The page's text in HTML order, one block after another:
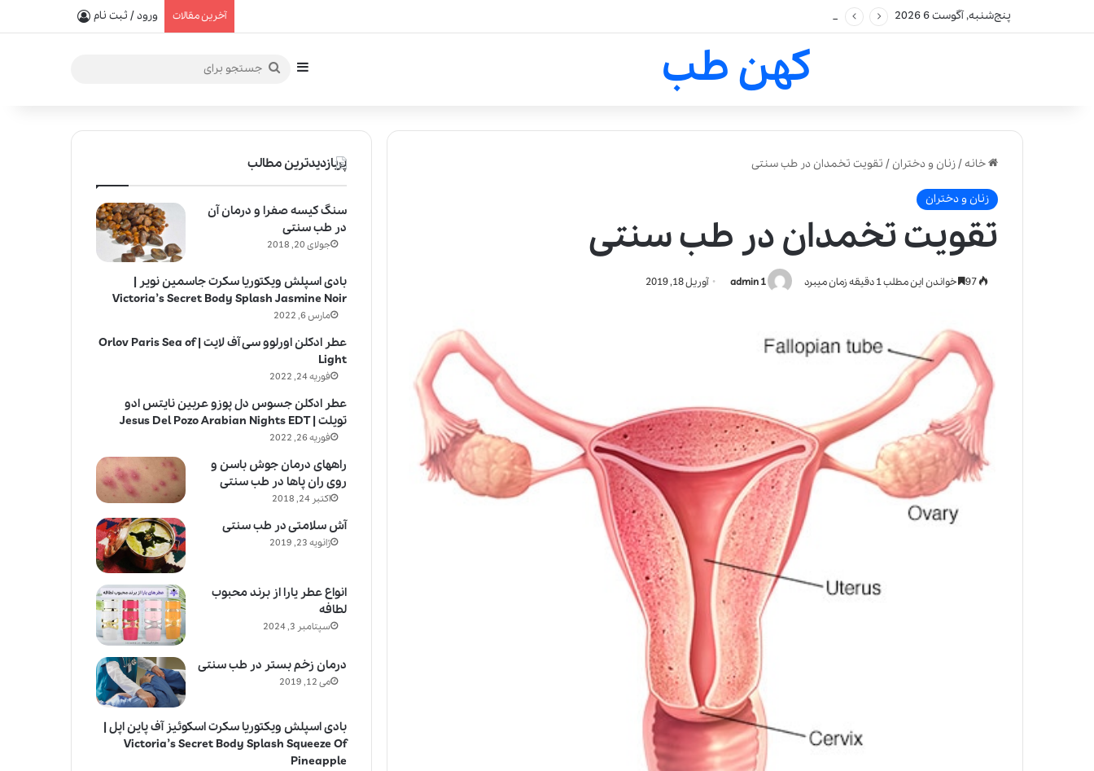
پنج‌شنبه, آگوست 6 2026 آخرین مقالات ورود / ثبت نام
کهن طب سایدبارجستجو
خانه/زنان و دختران / تقویت تخمدان در طب سنتی
زنان و دختران
تقویت تخمدان در طب سنتی
admin 1 آوریل 18, 2019 خواندن این مطلب 1 دقیقه زمان میبرد
پربازدیدترین مطالب
سنگ کیسه صفرا و درمان آن
در طب سنتی
جولای 20, 2018
بادی اسپلش ویکتوریا سکرت جاسمین نویر |
Victoria’s Secret Body Splash Jasmine Noir
مارس 6, 2022
عطر ادکلن اورلوو سی آف لایت | Orlov Paris Sea of
Light
فوریه 24, 2022
عطر ادکلن جسوس دل پوزو عربین نایتس ادو
تویلت | Jesus Del Pozo Arabian Nights EDT
فوریه 26, 2022
راههای درمان جوش باسن و
روی ران پاها در طب سنتی
اکتبر 24, 2018
آش سلامتی در طب سنتی
ژانویه 23, 2019
انواع عطر یارا از برند محبوب
لطافه
سپتامبر 3, 2024
درمان زخم بستر در طب سنتی
می 12, 2019
بادی اسپلش ویکتوریا سکرت اسکوئیز آف پاین اپل |
Victoria’s Secret Body Splash Squeeze Of
Pineapple